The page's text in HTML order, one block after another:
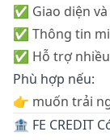
✅ Giao diện
✅ Thông tin
✅ Hỗ trợ
Phù hợp nếu:
👉 muốn trải
🏦 FE CREDIT